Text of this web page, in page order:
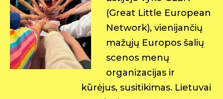
(Great Little European
Network), vienijančių
mažųjų Europos šalių
scenos menų
organizacijas ir
kūrėjus, susitikimas. Lietuvai